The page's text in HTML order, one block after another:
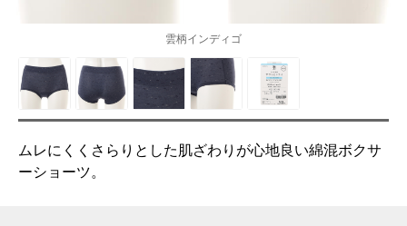
雲柄インディゴ
ムレにくくさらりとした肌ざわりが心地良い綿混ボクサ
ーショーツ。